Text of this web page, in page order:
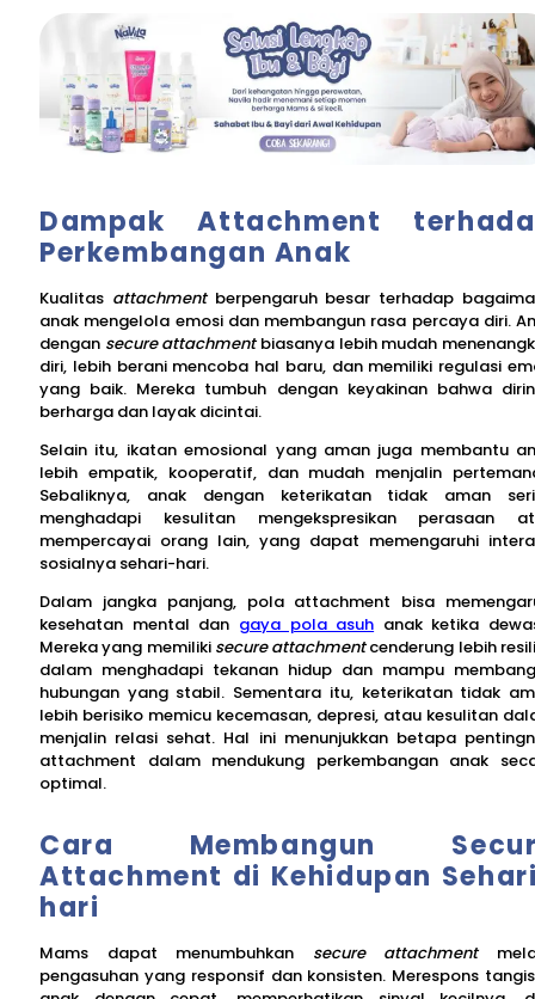
Dampak Attachment
Perkembangan Anak
Kualitas attachment berpengaruh besar terhadap
anak mengelola emosi dan membangun rasa percaya diri.
dengan secure attachmentbiasanya lebih mudah
diri, lebih berani mencoba hal baru, dan memiliki regulasi
yang baik. Mereka tumbuh dengan keyakinan bahwa
berharga dan layak dicintai.
Selain itu, ikatan emosional yang aman juga membantu
lebih empatik, kooperatif, dan mudah menjalin
Sebaliknya, anak dengan keterikatan tidak aman
menghadapi kesulitan mengekspresikan perasaan
mempercayai orang lain, yang dapat memengaruhi
sosialnya sehari-hari.
Dalam jangka panjang, pola attachment bisa
kesehatan mental dan gaya pola asuh anak ketika
Mereka yang memiliki secure attachmentcenderung lebih
dalam menghadapi tekanan hidup dan mampu
hubungan yang stabil. Sementara itu, keterikatan tidak
lebih berisiko memicu kecemasan, depresi, atau kesulitan
menjalin relasi sehat. Hal ini menunjukkan betapa
attachment dalam mendukung perkembangan anak
optimal.
Cara Membangun
Attachment di Kehidupan
hari
Mams dapat menumbuhkan secure attachment
pengasuhan yang responsif dan konsisten. Merespons